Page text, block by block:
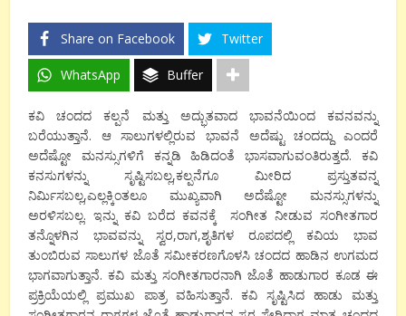
Share on Facebook Twitter
WhatsApp Buffer
ಕವಿ ಚಂದದ ಕಲ್ಪನೆ ಮತ್ತು ಅದ್ಭುತವಾದ ಭಾವನೆಯಿಂದ ಕವನವನ್ನು
ಬರೆಯುತ್ತಾನೆ. ಆ ಸಾಲುಗಳಲ್ಲಿರುವ ಭಾವನೆ ಅದೆಷ್ಟು ಚಂದದ್ದು ಎಂದರೆ
ಅದೆಷ್ಟೋ ಮನಸ್ಸುಗಳಿಗೆ ಕನ್ನಡಿ ಹಿಡಿದಂತೆ ಭಾಸವಾಗುವಂತಿರುತ್ತದೆ. ಕವಿ
ಕನಸುಗಳನ್ನು ಸೃಷ್ಟಿಸಬಲ್ಲ,ಕಲ್ಪನೆಗೂ ಮೀರಿದ ಪ್ರಸ್ತುತವನ್ನ
ನಿರ್ಮಿಸಬಲ್ಲ,ಎಲ್ಲಕ್ಕಿಂತಲೂ ಮುಖ್ಯವಾಗಿ ಅದೆಷ್ಟೋ ಮನಸ್ಸುಗಳನ್ನು
ಅರಳಿಸಬಲ್ಲ. ಇನ್ನು ಕವಿ ಬರೆದ ಕವನಕ್ಕೆ ಸಂಗೀತ ನೀಡುವ ಸಂಗೀತಗಾರ
ತನ್ನೊಳಗಿನ ಭಾವವನ್ನು ಸ್ವರ,ರಾಗ,ಶೃತಿಗಳ ರೂಪದಲ್ಲಿ ಕವಿಯ ಭಾವ
ತುಂಬಿರುವ ಸಾಲುಗಳ ಜೊತೆ ಸಮೀಕರಣಗೊಳಸಿ ಚಂದದ ಹಾಡಿನ ಉಗಮದ
ಭಾಗವಾಗುತ್ತಾನೆ. ಕವಿ ಮತ್ತು ಸಂಗೀತಗಾರನಾಗಿ ಜೊತೆ ಹಾಡುಗಾರ ಕೂಡ ಈ
ಪ್ರಕ್ರಿಯೆಯಲ್ಲಿ ಪ್ರಮುಖ ಪಾತ್ರ ವಹಿಸುತ್ತಾನೆ. ಕವಿ ಸೃಷ್ಟಿಸಿದ ಹಾಡು ಮತ್ತು